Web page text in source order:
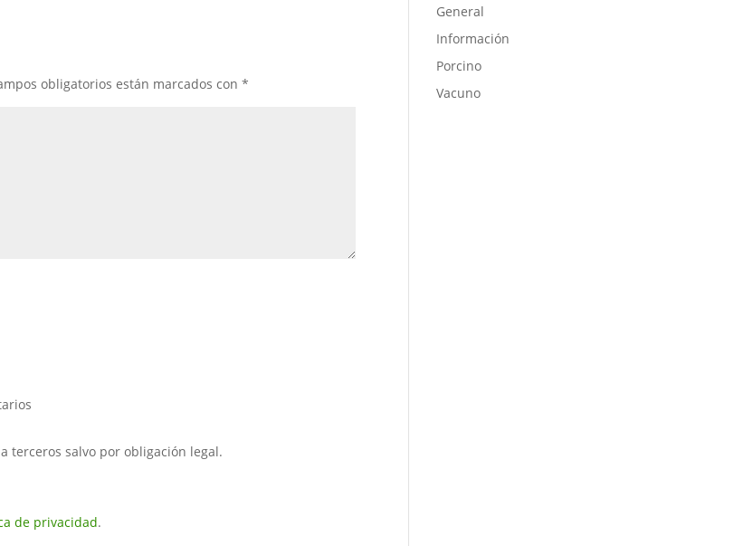
obligatorios están marcados con*
terceros salvo por obligación legal.
de privacidad.
General
Información
Porcino
Vacuno